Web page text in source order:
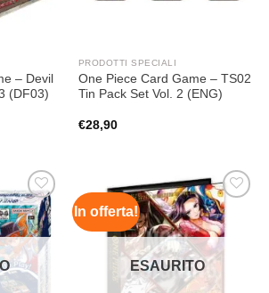
– Devil
(DF03)
PRODOTTI SPECIALI
One Piece Card Game – TS02
Tin Pack Set Vol. 2 (ENG)
€28,90
Aggiungi
alla lista
dei
desideri
In offerta!
Aggiungi
alla lista
dei
desideri
ESAURITO